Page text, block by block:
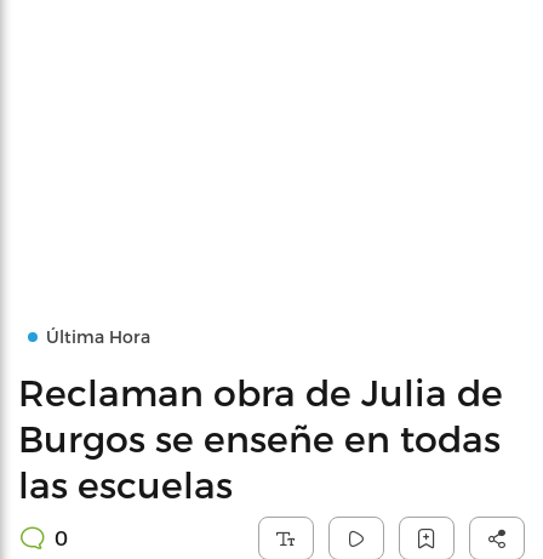
Última Hora
Reclaman obra de Julia de
Burgos se enseñe en todas
las escuelas
0